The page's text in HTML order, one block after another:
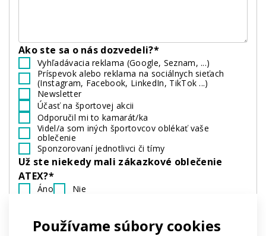
Používame súbory cookies
Ako ste sa o nás dozvedeli?*
Vyhľadávacia reklama (Google, Seznam, ...)
Príspevok alebo reklama na sociálnych sieťach
(Instagram, Facebook, LinkedIn, TikTok ...)
Newsletter
Účasť na športovej akcii
Odporučil mi to kamarát/ka
Videl/a som iných športovcov oblékať vaše
oblečenie
Sponzorovaní jednotlivci či tímy
Už ste niekedy mali zákazkové oblečenie
ATEX?*
Áno Nie
Firmy
Ničoho z vyššie uvedeného